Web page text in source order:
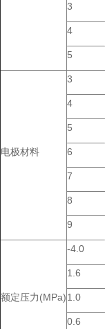
3
4
5
电极材料
3
4
5
6
7
8
9
额定压力(MPa)
-4.0
1.6
1.0
0.6